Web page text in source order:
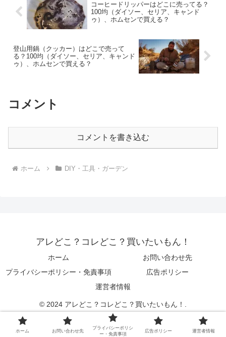
コーヒードリッパーはどこに売ってる？
100均（ダイソー、セリア、キャンド
ゥ）、ホムセンで買える？
登山用鍋（クッカー）はどこで売って
る？100均（ダイソー、セリア、キャンド
ゥ）、ホムセンで買える？
コメント
コメントを書き込む
ホーム DIY・工具・ガーデン
アレどこ？コレどこ？買いたいもん！
ホーム
お問い合わせ先
プライバシーポリシー・免責事項
広告ポリシー
運営者情報
© 2024 アレどこ？コレどこ？買いたいもん！.
ホーム お問い合わせ先
プライバシーポリシ
ー・免責事項
広告ポリシー 運営者情報